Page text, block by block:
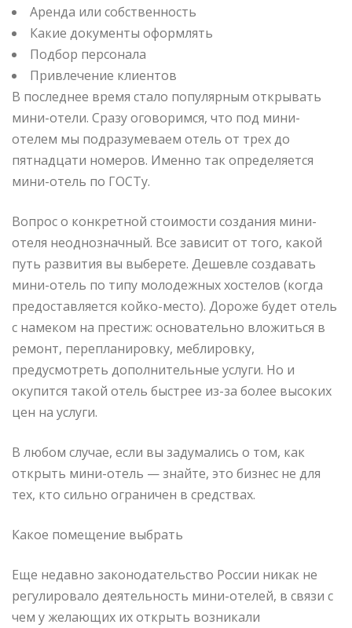
Аренда или собственность
Какие документы оформлять
Подбор персонала
Привлечение клиентов
В последнее время стало популярным открывать
мини-отели. Сразу оговоримся, что под мини-
отелем мы подразумеваем отель от трех до
пятнадцати номеров. Именно так определяется
мини-отель по ГОСТу.
Вопрос о конкретной стоимости создания мини-
отеля неоднозначный. Все зависит от того, какой
путь развития вы выберете. Дешевле создавать
мини-отель по типу молодежных хостелов (когда
предоставляется койко-место). Дороже будет отель
с намеком на престиж: основательно вложиться в
ремонт, перепланировку, меблировку,
предусмотреть дополнительные услуги. Но и
окупится такой отель быстрее из-за более высоких
цен на услуги.
В любом случае, если вы задумались о том, как
открыть мини-отель — знайте, это бизнес не для
тех, кто сильно ограничен в средствах.
Какое помещение выбрать
Еще недавно законодательство России никак не
регулировало деятельность мини-отелей, в связи с
чем у желающих их открыть возникали